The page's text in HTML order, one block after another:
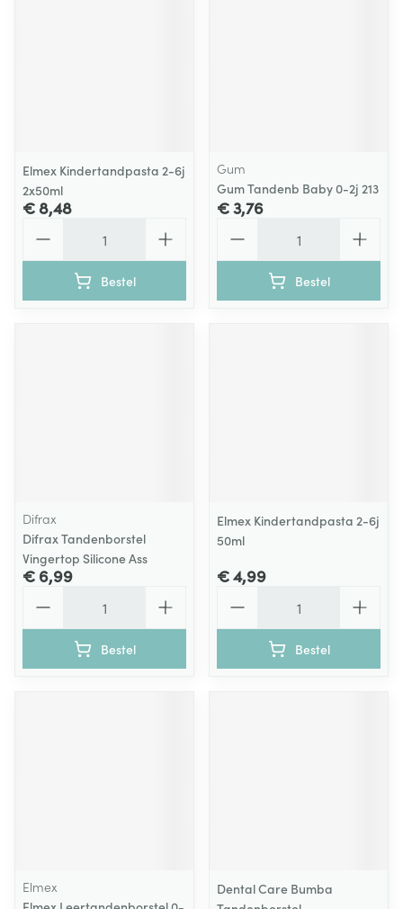
Elmex Kindertandpasta 2-6j
2x50ml
€ 8,48
Bestel
Gum
Gum Tandenb Baby 0-2j 213
€ 3,76
Bestel
Difrax
Difrax Tandenborstel
Vingertop Silicone Ass
€ 6,99
Bestel
Elmex Kindertandpasta 2-6j
50ml
€ 4,99
Bestel
Elmex
Dental Care Bumba